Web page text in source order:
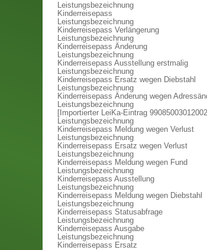
Leistungsbezeichnung
Kinderreisepass
Leistungsbezeichnung
Kinderreisepass Verlängerung
Leistungsbezeichnung
Kinderreisepass Änderung
Leistungsbezeichnung
Kinderreisepass Ausstellung erstmalig
Leistungsbezeichnung
Kinderreisepass Ersatz wegen Diebstahl
Leistungsbezeichnung
Kinderreisepass Änderung wegen
Leistungsbezeichnung
[Importierter LeiKa-Eintrag
Leistungsbezeichnung
Kinderreisepass Meldung wegen Verlust
Leistungsbezeichnung
Kinderreisepass Ersatz wegen Verlust
Leistungsbezeichnung
Kinderreisepass Meldung wegen Fund
Leistungsbezeichnung
Kinderreisepass Ausstellung
Leistungsbezeichnung
Kinderreisepass Meldung wegen Diebstahl
Leistungsbezeichnung
Kinderreisepass Statusabfrage
Leistungsbezeichnung
Kinderreisepass Ausgabe
Leistungsbezeichnung
Kinderreisepass Ersatz